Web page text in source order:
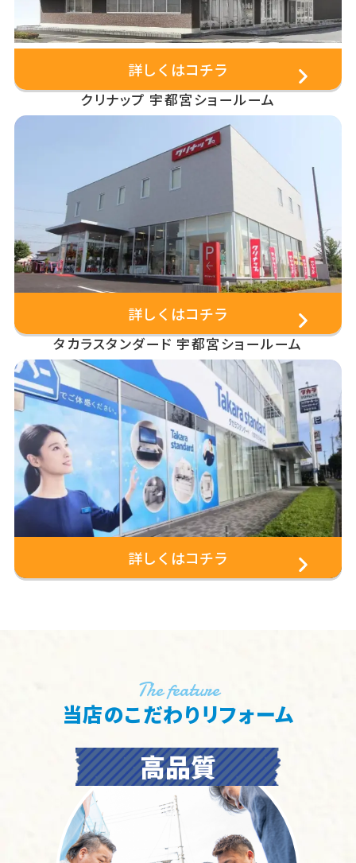
詳しくはコチラ
クリナップ 宇都宮ショールーム
詳しくはコチラ
タカラスタンダード 宇都宮ショールーム
詳しくはコチラ
The feature
当店のこだわりリフォーム